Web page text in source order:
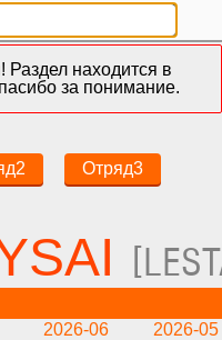
находится в
за понимание.
Отряд3
2026-06 2026-05